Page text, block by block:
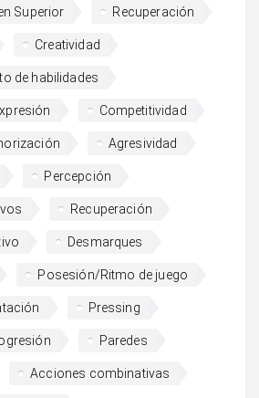
Superior Recuperación
Creatividad
de habilidades
Competitividad
Agresividad
Percepción
Recuperación
Desmarques
Posesión/Ritmo de juego
Pressing
Paredes
Acciones combinativas